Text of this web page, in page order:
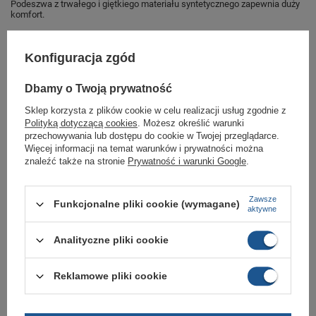
Podeszwa z trwałego i giętkiego materiału syntetycznego zapewnia duży
komfort.
Buty lekkie, solidnie wykonane
Marka Converse
Symbol 150154C
Gwarancja Gwarancja
GWARANCJA
Czas na reklamację z tytułu rękojmi
rękojmia wyłączona dla przedsiębiorców
Adres do reklamacji
Konfiguracja zgód
Dbamy o Twoją prywatność
Sklep korzysta z plików cookie w celu realizacji usług zgodnie z
Polityką dotyczącą cookies. Możesz określić warunki
przechowywania lub dostępu do cookie w Twojej przeglądarce.
Więcej informacji na temat warunków i prywatności można
znaleźć także na stronie Prywatność i warunki Google.
Funkcjonalne pliki cookie (wymagane)
Zawsze
aktywne
Analityczne pliki cookie
Reklamowe pliki cookie